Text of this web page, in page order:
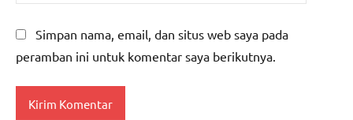
Simpan nama, email, dan situs web saya pada
peramban ini untuk komentar saya berikutnya.